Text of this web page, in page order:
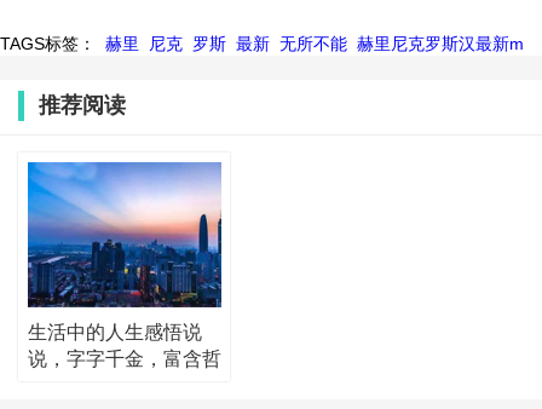
TAGS标签： 赫里 尼克 罗斯 最新 无所不能 赫里尼克罗斯汉最新m
推荐阅读
生活中的人生感悟说
说，字字千金，富含哲